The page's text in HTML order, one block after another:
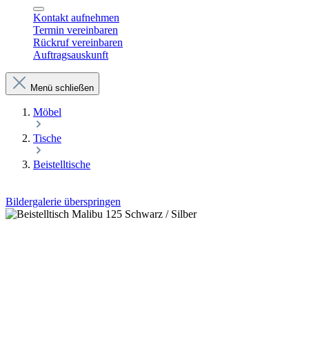
Kontakt aufnehmen
Termin vereinbaren
Rückruf vereinbaren
Auftragsauskunft
Menü schließen
Möbel
Tische
Beistelltische
Bildergalerie überspringen